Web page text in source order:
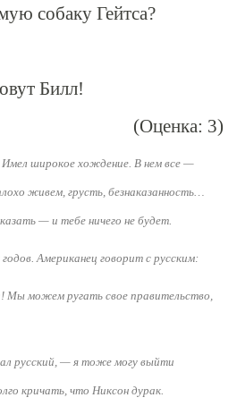
собаку Гейтса?
Билл!
(Оценка: 3)
Имел широкое хождение. В нем все —
живем, грусть, безнаказанность…
— и тебе ничего не будет.
годов. Американец говорит с русским:
Мы можем ругать свое правительство,
русский, — я тоже могу выйти
кричать, что Никсон дурак.